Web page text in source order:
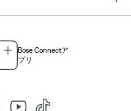
Bose Connectア
プリ